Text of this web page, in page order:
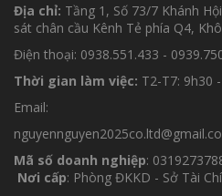
Địa chỉ: Tầng 1, Số 73/7 Khánh
sát chân cầu Kênh Tẻ phía Q4,
Điện thoại: 0938.551.433 -
Thời gian làm việc: T2-T7: 9h30
Email:
Mã số doanh nghiệp:
Nơi cấp: Phòng ĐKKD - Sở Tài